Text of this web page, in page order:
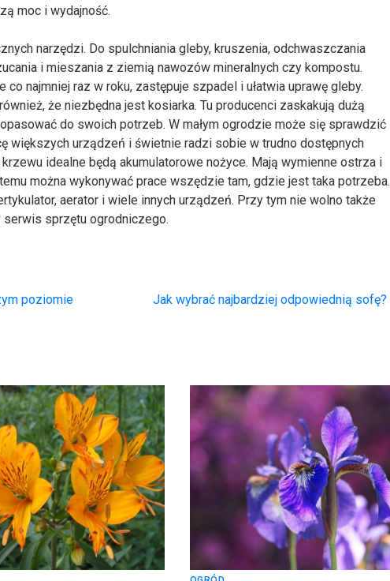
moc i wydajność.
narzędzi. Do spulchniania gleby, kruszenia, odchwaszczania
i mieszania z ziemią nawozów mineralnych czy kompostu.
najmniej raz w roku, zastępuje szpadel i ułatwia uprawę gleby.
że niezbędna jest kosiarka. Tu producenci zaskakują dużą
do swoich potrzeb. W małym ogrodzie może się sprawdzić
większych urządzeń i świetnie radzi sobie w trudno dostępnych
idealne będą akumulatorowe nożyce. Mają wymienne ostrza i
można wykonywać prace wszędzie tam, gdzie jest taka potrzeba.
aerator i wiele innych urządzeń. Przy tym nie wolno także
sprzętu ogrodniczego.
poziomie Jak wybrać najbardziej odpowiednią sofę?